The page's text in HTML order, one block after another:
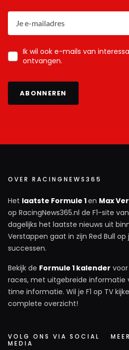
Ik wil ook e-mails van
ontvangen.
ABONNEREN
OVER RACINGNEWS365
Het laatste Formule 1en Max
op RacingNews365.nl de F1-site
dagelijks het laatste nieuws uit
Verstappen gaat in zijn Red Bull
successen.
Bekijk de Formule 1 kalender
races, met uitgebreide informatie
time informatie. Wil je F1 op TV
complete overzicht!
VOLG ONS VIA SOCIAL
MEDIA